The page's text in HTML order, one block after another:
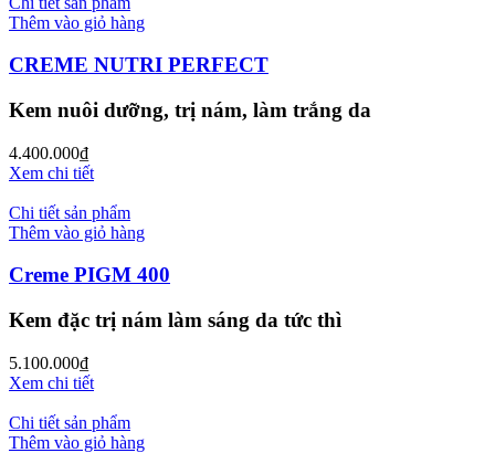
Thêm vào giỏ hàng
CREME NUTRI PERFECT
Kem nuôi dưỡng, trị nám, làm trắng da
4.400.000₫
Xem chi tiết
Chi tiết sản phẩm
Thêm vào giỏ hàng
Creme PIGM 400
Kem đặc trị nám làm sáng da tức thì
5.100.000₫
Xem chi tiết
Chi tiết sản phẩm
Thêm vào giỏ hàng